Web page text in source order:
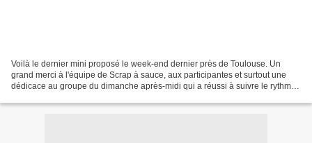
Voilà le dernier mini proposé le week-end dernier près de Toulouse. Un
grand merci à l'équipe de Scrap à sauce, aux participantes et surtout une
dédicace au groupe du dimanche après-midi qui a réussi à suivre le rythme